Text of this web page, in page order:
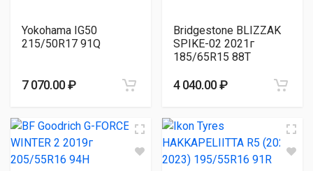
Yokohama IG50
215/50R17 91Q
7 070.00 ₽
Bridgestone BLIZZAK
SPIKE-02 2021г
185/65R15 88T
4 040.00 ₽